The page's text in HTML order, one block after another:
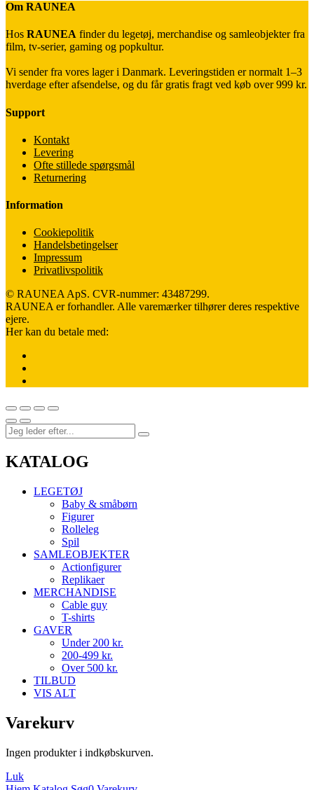
Om RAUNEA
Hos RAUNEA finder du legetøj, merchandise og samleobjekter fra
film, tv-serier, gaming og popkultur.
Vi sender fra vores lager i Danmark. Leveringstiden er normalt 1–3
hverdage efter afsendelse, og du får gratis fragt ved køb over 999 kr.
Support
Kontakt
Levering
Ofte stillede spørgsmål
Returnering
Information
Cookiepolitik
Handelsbetingelser
Impressum
Privatlivspolitik
© RAUNEA ApS. CVR-nummer: 43487299.
RAUNEA er forhandler. Alle varemærker tilhører deres respektive
ejere.
Her kan du betale med:
KATALOG
LEGETØJ
Baby & småbørn
Figurer
Rolleleg
Spil
SAMLEOBJEKTER
Actionfigurer
Replikaer
MERCHANDISE
Cable guy
T-shirts
GAVER
Under 200 kr.
200-499 kr.
Over 500 kr.
TILBUD
VIS ALT
Varekurv
Ingen produkter i indkøbskurven.
Luk